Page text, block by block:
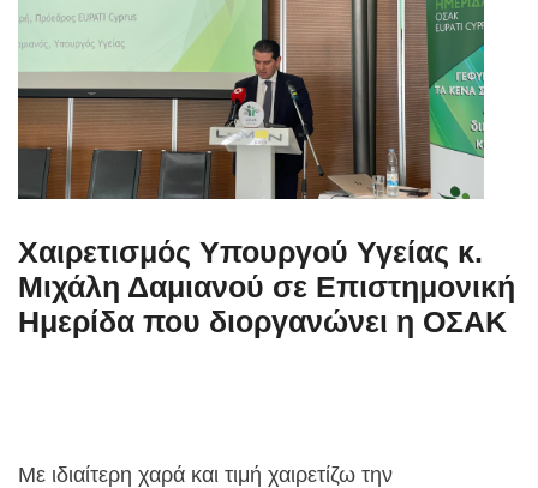
Χαιρετισμός Υπουργού Υγείας κ.
Μιχάλη Δαμιανού σε Επιστημονική
Ημερίδα που διοργανώνει η ΟΣΑΚ
Με ιδιαίτερη χαρά και τιμή χαιρετίζω την